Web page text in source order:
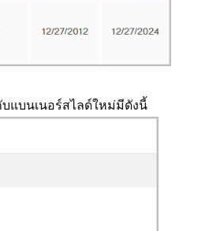
แบนเนอร์สไลด์ใหม่มีดังนี้